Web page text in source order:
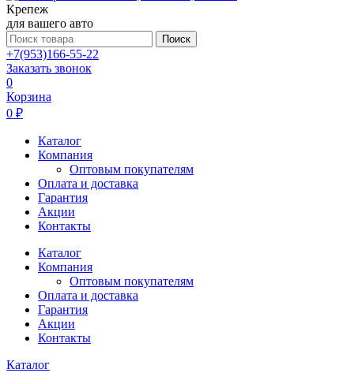
Крепеж
для вашего авто
Поиск
+7(953)166-55-22
Заказать звонок
0
Корзина
0 ₽
Каталог
Компания
Оптовым покупателям
Оплата и доставка
Гарантия
Акции
Контакты
Каталог
Компания
Оптовым покупателям
Оплата и доставка
Гарантия
Акции
Контакты
Каталог